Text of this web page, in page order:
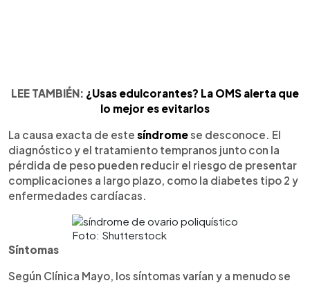
LEE TAMBIÉN: ¿Usas edulcorantes? La OMS alerta que
lo mejor es evitarlos
La causa exacta de este síndromese desconoce. El
diagnóstico y el tratamiento tempranos junto con la
pérdida de peso pueden reducir el riesgo de presentar
complicaciones a largo plazo, como la diabetes tipo 2 y
enfermedades cardíacas.
Foto: Shutterstock
Síntomas
Según Clínica Mayo, los síntomas varían y a menudo se